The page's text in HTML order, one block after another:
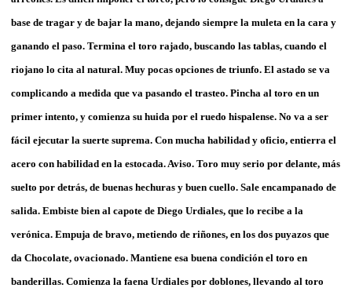
base de tragar y de bajar la mano, dejando siempre la muleta en la cara y
ganando el paso. Termina el toro rajado, buscando las tablas, cuando el
riojano lo cita al natural. Muy pocas opciones de triunfo. El astado se va
complicando a medida que va pasando el trasteo. Pincha al toro en un
primer intento, y comienza su huida por el ruedo hispalense. No va a ser
fácil ejecutar la suerte suprema. Con mucha habilidad y oficio, entierra el
acero con habilidad en la estocada. Aviso. Toro muy serio por delante, más
suelto por detrás, de buenas hechuras y buen cuello. Sale encampanado de
salida. Embiste bien al capote de Diego Urdiales, que lo recibe a la
verónica. Empuja de bravo, metiendo de riñones, en los dos puyazos que
da Chocolate, ovacionado. Mantiene esa buena condición el toro en
banderillas. Comienza la faena Urdiales por doblones, llevando al toro